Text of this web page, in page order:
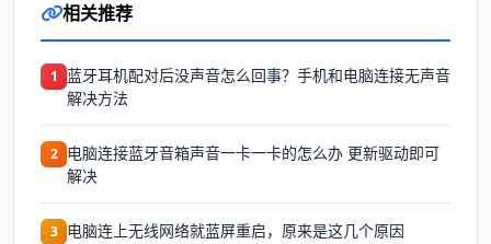
相关推荐
1 蓝牙耳机配对后没声音怎么回事？手机和电脑连接无声音
解决方法
2 电脑连接蓝牙音箱声音一卡一卡的怎么办 更新驱动即可
解决
3 电脑连上无线网络就蓝屏重启，原来是这几个原因